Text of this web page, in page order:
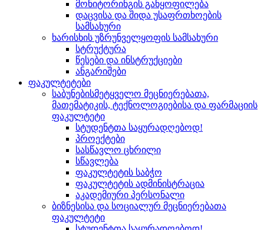
მონიტორინგის განყოფილება
დაცვისა და შიდა უსაფრთხოების
სამსახური
ხარისხის უზრუნველყოფის სამსახური
სტრუქტურა
წესები და ინსტრუქციები
ანგარიშები
ფაკულტეტები
საბუნებისმეტყველო მეცნიერებათა,
მათემატიკის, ტექნოლოგიებისა და ფარმაციის
ფაკულტეტი
სტუდენტთა საყურადღებოდ!
პროექტები
სასწავლო ცხრილი
სწავლება
ფაკულტეტის საბჭო
ფაკულტეტის ადმინისტრაცია
აკადემიური პერსონალი
ბიზნესისა და სოციალურ მეცნიერებათა
ფაკულტეტი